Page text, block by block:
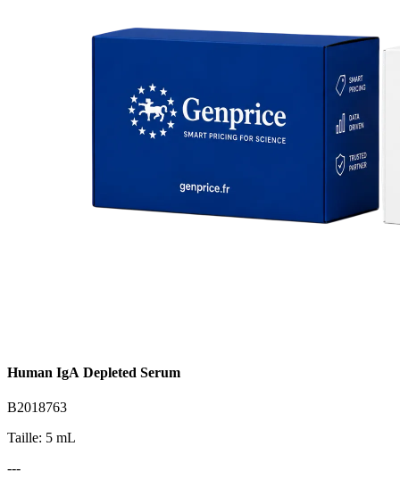
Human IgA Depleted Serum
B2018763
Taille: 5 mL
---